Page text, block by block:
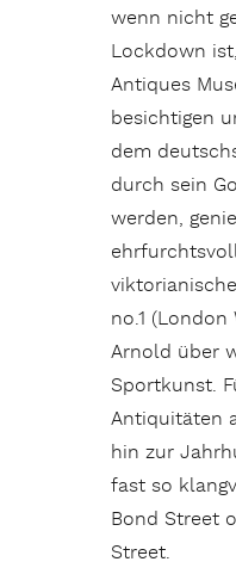
wenn nicht
Lockdown
Antiques
besichtigen
dem
durch sein
werden,
no.1
Arnold über
Sportkunst.
Antiquitäten
hin zur
fast so
Bond Street
Street.